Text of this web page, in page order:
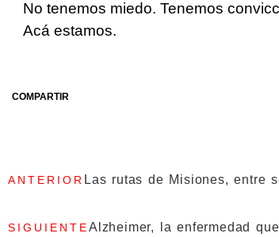
No tenemos miedo. Tenemos
Acá estamos.
COMPARTIR
ANTERIOR Las rutas de Misiones, entre
SIGUIENTEAlzheimer, la enfermedad